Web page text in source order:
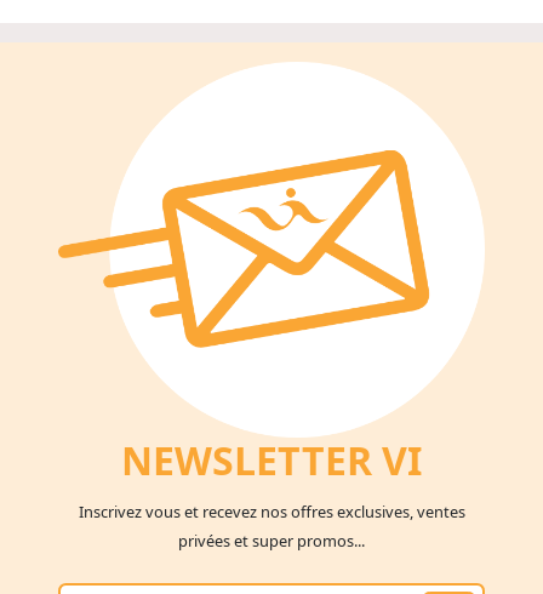
NEWSLETTER VI
Inscrivez vous et recevez nos offres exclusives, ventes
privées et super promos...